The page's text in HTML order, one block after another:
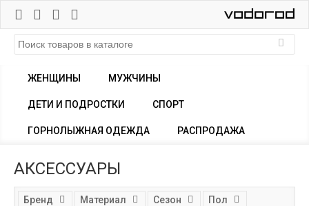
ЖЕНЩИНЫ МУЖЧИНЫ
ДЕТИ И ПОДРОСТКИ СПОРТ
ГОРНОЛЫЖНАЯ ОДЕЖДА РАСПРОДАЖА
АКСЕССУАРЫ
Бренд Материал Сезон
Пол